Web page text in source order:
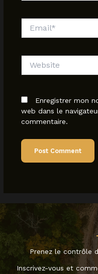
Enregistrer mon
web dans le
commentaire.
Prenez le contrôle
Inscrivez-vous et